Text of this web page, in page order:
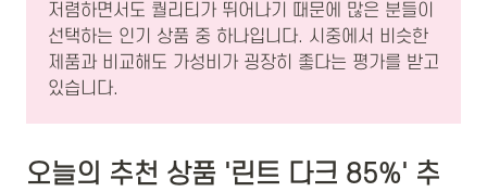
저렴하면서도 퀄리티가 뛰어나기 때문에 많은 분들이
선택하는 인기 상품 중 하나입니다. 시중에서 비슷한
제품과 비교해도 가성비가 굉장히 좋다는 평가를 받고
있습니다.
오늘의 추천 상품 '린트 다크 85%' 추